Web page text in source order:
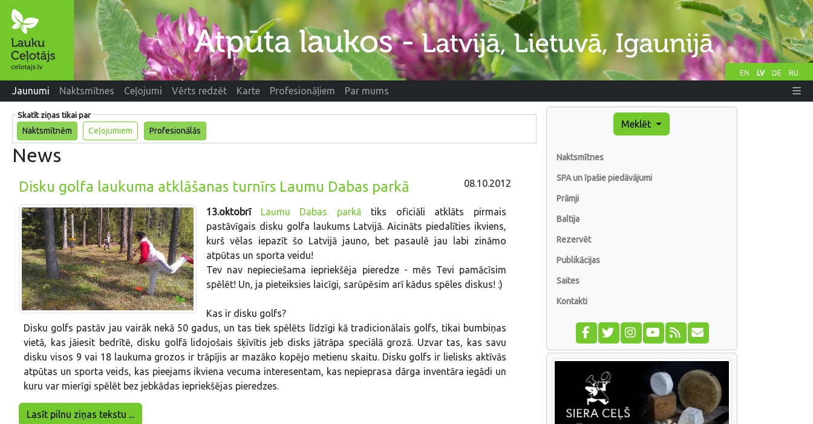
EN LV DE RU
Jaunumi Naktsmītnes Ceļojumi Vērts redzēt Karte Profesionāļiem Par mums
Skatīt ziņas tikai par
Naktsmītnēm
Ceļojumiem Profesionālās
News
Disku golfa laukuma atklāšanas turnīrs Laumu Dabas parkā 08.10.2012
13.oktobrī Laumu Dabas parkā tiks oficiāli atklāts pirmais
pastāvīgais disku golfa laukums Latvijā. Aicināts piedalīties ikviens,
kurš vēlas iepazīt šo Latvijā jauno, bet pasaulē jau labi zināmo
atpūtas un sporta veidu!
Tev nav nepieciešama iepriekšēja pieredze - mēs Tevi pamācīsim
spēlēt! Un, ja pieteiksies laicīgi, sarūpēsim arī kādus spēles diskus! :)
Kas ir disku golfs?
Disku golfs pastāv jau vairāk nekā 50 gadus, un tas tiek spēlēts līdzīgi kā tradicionālais golfs, tikai bumbiņas
vietā, kas jāiesit bedrītē, disku golfā lidojošais šķīvītis jeb disks jātrāpa speciālā grozā. Uzvar tas, kas savu
disku visos 9 vai 18 laukuma grozos ir trāpījis ar mazāko kopējo metienu skaitu. Disku golfs ir lielisks aktīvās
atpūtas un sporta veids, kas pieejams ikviena vecuma interesentam, kas nepieprasa dārga inventāra iegādi un
kuru var mierīgi spēlēt bez jebkādas iepriekšējas pieredzes.
Lasīt pilnu ziņas tekstu ...
Meklēt
Naktsmītnes
SPA un īpašie piedāvājumi
Prāmji
Baltija
Rezervēt
Publikācijas
Saites
Kontakti